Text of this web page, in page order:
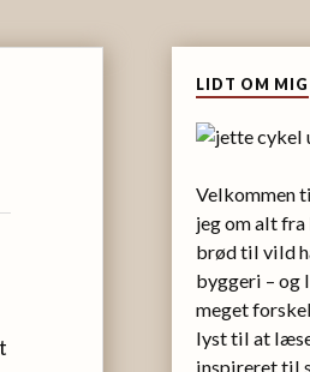
LIDT OM MIG
Velkommen
jeg om alt
brød til vild
byggeri – og
meget
lyst til at
inspireret til